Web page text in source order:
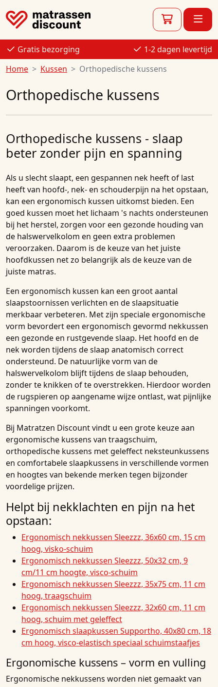
Gratis bezorging
1-2 dagen levertijd
Home
Kussen Orthopedische kussens
Orthopedische kussens
Orthopedische kussens - slaap
beter zonder pijn en spanning
Als u slecht slaapt, een gespannen nek heeft of last
heeft van hoofd-, nek- en schouderpijn na het opstaan,
kan een ergonomisch kussen uitkomst bieden. Een
goed kussen moet het lichaam 's nachts ondersteunen
bij het herstel, zorgen voor een gezonde houding van
de halswervelkolom en geen extra problemen
veroorzaken. Daarom is de keuze van het juiste
hoofdkussen net zo belangrijk als de keuze van de
juiste matras.
Een ergonomisch kussen kan een groot aantal
slaapstoornissen verlichten en de slaapsituatie
merkbaar verbeteren. Met zijn speciale ergonomische
vorm bevordert een ergonomisch gevormd nekkussen
een gezonde en rustgevende slaap. Het hoofd en de
nek worden tijdens de slaap anatomisch correct
ondersteund. De natuurlijke vorm van de
halswervelkolom blijft tijdens de slaap behouden,
zonder te knikken of te overstrekken. Hierdoor worden
de rugspieren op aangename wijze ontlast, wat pijnlijke
spanningen voorkomt.
Bij Matratzen Discount vindt u een grote keuze aan
ergonomische kussens van traagschuim,
orthopedische kussens met geleffect neksteunkussens
en comfortabele slaapkussens in verschillende vormen
en hoogtes van bekende merken tegen bijzonder
voordelige prijzen.
Helpt bij nekklachten en pijn na het
opstaan:
Ergonomisch nekkussen Sleezzz, 36x60 cm, 15 cm
hoog, visko-schuim
Ergonomisch nekkussen Sleezzz, 50x32 cm, 9
cm/11 cm hoogte, visco-schuim
Ergonomisch nekkussen Sleezzz, 35x75 cm, 11 cm
hoog, traagschuim
Ergonomisch nekkussen Sleezzz, 32x60 cm, 11 cm
hoog, schuim met geleffect
Ergonomisch slaapkussen Supportho, 40x80 cm, 18
cm hoog, visco-elastisch speciaal schuimstaafjes
Ergonomische kussens – vorm en vulling
Ergonomische nekkussens worden niet gemaakt van